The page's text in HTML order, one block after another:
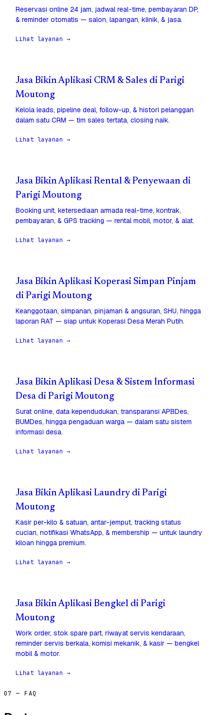
Reservasi online 24 jam, jadwal real-time, pembayaran DP,
& reminder otomatis — salon, lapangan, klinik, & jasa.
Lihat layanan →
Jasa Bikin Aplikasi CRM & Sales di Parigi
Moutong
Kelola leads, pipeline deal, follow-up, & histori pelanggan
dalam satu CRM — tim sales tertata, closing naik.
Lihat layanan →
Jasa Bikin Aplikasi Rental & Penyewaan di
Parigi Moutong
Booking unit, ketersediaan armada real-time, kontrak,
pembayaran, & GPS tracking — rental mobil, motor, & alat.
Lihat layanan →
Jasa Bikin Aplikasi Koperasi Simpan Pinjam
di Parigi Moutong
Keanggotaan, simpanan, pinjaman & angsuran, SHU, hingga
laporan RAT — siap untuk Koperasi Desa Merah Putih.
Lihat layanan →
Jasa Bikin Aplikasi Desa & Sistem Informasi
Desa di Parigi Moutong
Surat online, data kependudukan, transparansi APBDes,
BUMDes, hingga pengaduan warga — dalam satu sistem
informasi desa.
Lihat layanan →
Jasa Bikin Aplikasi Laundry di Parigi
Moutong
Kasir per-kilo & satuan, antar-jemput, tracking status
cucian, notifikasi WhatsApp, & membership — untuk laundry
kiloan hingga premium.
Lihat layanan →
Jasa Bikin Aplikasi Bengkel di Parigi
Moutong
Work order, stok spare part, riwayat servis kendaraan,
reminder servis berkala, komisi mekanik, & kasir — bengkel
mobil & motor.
Lihat layanan →
07 — FAQ